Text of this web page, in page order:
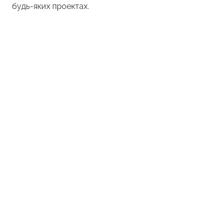
будь-яких проектах.